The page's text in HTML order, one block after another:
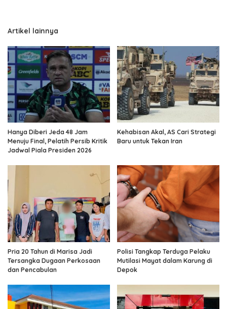
Artikel lainnya
Hanya Diberi Jeda 48 Jam
Menuju Final, Pelatih Persib Kritik
Jadwal Piala Presiden 2026
Kehabisan Akal, AS Cari Strategi
Baru untuk Tekan Iran
Pria 20 Tahun di Marisa Jadi
Tersangka Dugaan Perkosaan
dan Pencabulan
Polisi Tangkap Terduga Pelaku
Mutilasi Mayat dalam Karung di
Depok